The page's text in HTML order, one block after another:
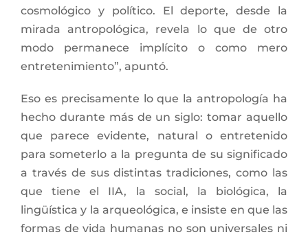
cosmológico y político. El deporte, desde la
mirada antropológica, revela lo que de otro
modo permanece implícito o como mero
entretenimiento”, apuntó.
Eso es precisamente lo que la antropología ha
hecho durante más de un siglo: tomar aquello
que parece evidente, natural o entretenido
para someterlo a la pregunta de su significado
a través de sus distintas tradiciones, como las
que tiene el IIA, la social, la biológica, la
lingüística y la arqueológica, e insiste en que las
formas de vida humanas no son universales ni